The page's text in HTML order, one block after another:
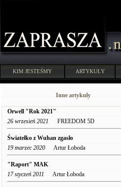
KIM JESTEŚMY ARTYKUŁY
Inne artykuły
Orwell "Rok 2021"
26 wrzesień 2021 FREEDOM 5D
Światełko z Wuhan zgasło
19 marzec 2020 Artur Łoboda
"Raport" MAK
17 styczeń 2011 Artur Łoboda